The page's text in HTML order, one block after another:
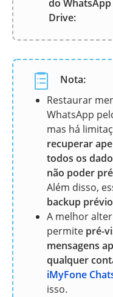
do
Drive:
Nota:
Restaurar
WhatsApp
mas há
recuperar
todos os
não poder
Além disso,
backup prévio
A melhor
permite pré-
mensagens
qualquer
iMyFone
isso.